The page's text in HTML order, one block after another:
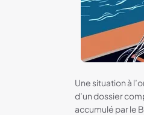
Une situation à
d’un dossier
accumulé par le